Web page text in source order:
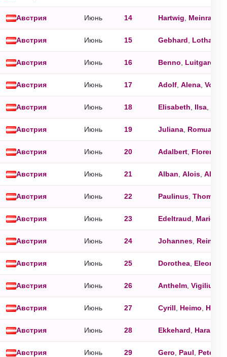
Австрия Июнь 14 Hartwig Meinrad
Австрия Июнь 15 Gebhard Lothar
Австрия Июнь 16 Benno Luitgard
Австрия Июнь 17 Adolf Alena Volker
Австрия Июнь 18 Elisabeth Ilsa
Австрия Июнь 19 Juliana Romuald
Австрия Июнь 20 Adalbert Florentina
Австрия Июнь 21 Alban Alois
Австрия Июнь 22 Paulinus Thomas
Австрия Июнь 23 Edeltraud Marion
Австрия Июнь 24 Johannes
Австрия Июнь 25 Dorothea Eleonora
Австрия Июнь 26 Anthelm Vigilius
Австрия Июнь 27 Cyrill Heimo
Австрия Июнь 28 Ekkehard Harald
Австрия Июнь 29 Gero Paul Peter